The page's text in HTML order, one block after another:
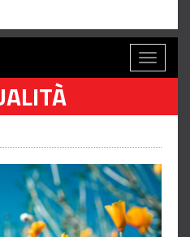
Toggle